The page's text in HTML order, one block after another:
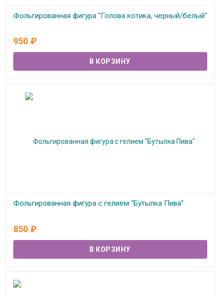
Фольгированная фигура "Голова котика, черный/белый"
950 ₽
Фольгированная фигура с гелием "Бутылка Пива"
850 ₽